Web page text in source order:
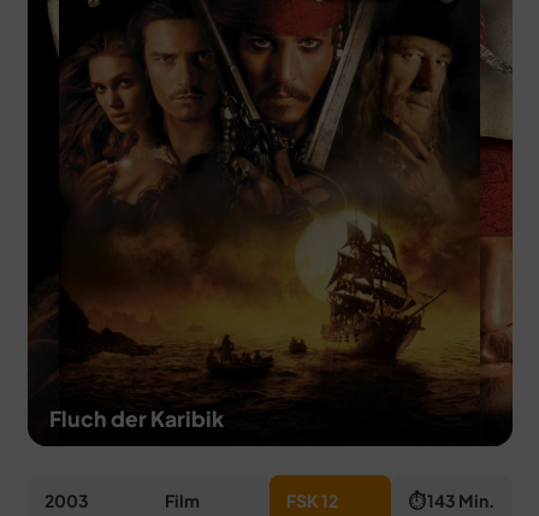
DEALS
MEIN HQ
50
Fluch der Karibik
2003 Film FSK 12 ⏱ 143 Min.